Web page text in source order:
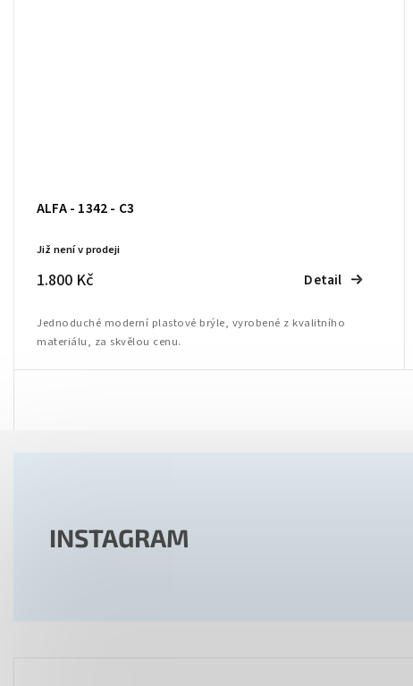
ALFA - 1342 - C3
Již není v prodeji
1.800 Kč Detail
Jednoduché moderní plastové brýle, vyrobené z kvalitního
INSTAGRAM